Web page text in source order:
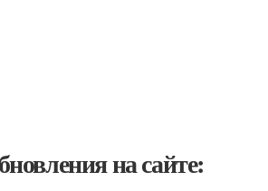
на сайте: